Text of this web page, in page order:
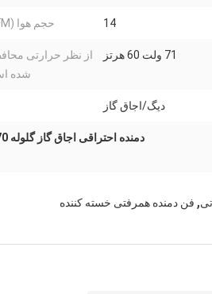
14 حجم هوا (CFM):
71 ولت 60 هرتز
از نظر حرارتی
شده
دیگ/اجاق گاز
دمنده احتراقی اجاق گاز گلوله 170 وات
, فن دمنده همرفتی خسته کننده